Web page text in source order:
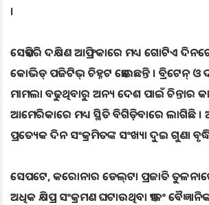
।
ସେହିପରି ଦକ୍ଷିଣ ଆଫ୍ରିକାରେ ମଧ୍ୟ ଗୋଟିଏ
କୋଭିଡ୍ ପଜିଟିଭ୍ ଚିହ୍ନଟ ହୋଇଛନ୍ତି । ବ୍ରିଟେନ୍ ଓ
ମାମଲା ବଢୁଥିବାରୁ ଅନ୍ୟ ଦେଶ ପାଇଁ ଚିନ୍ତାର
ଆମେରିକାରେ ମଧ୍ୟ ସ୍ଥିତି ବିଗିଡ଼ିବାରେ ଲାଗିଛି ।
ପ୍ରତ୍ୟେକ ଦିନ ସଂକ୍ରମିତଙ୍କ ସଂଖ୍ୟା ଦୁଇ ଗୁଣା
ସେପଟେ, କରୋନାର ଡେଲ୍‌ଟା ପ୍ରଜାତି
ଅଧିକ କ୍ଷିପ୍ର ସଂକ୍ରମଣ ଘଟାଉଥିବା ହଂକଂ